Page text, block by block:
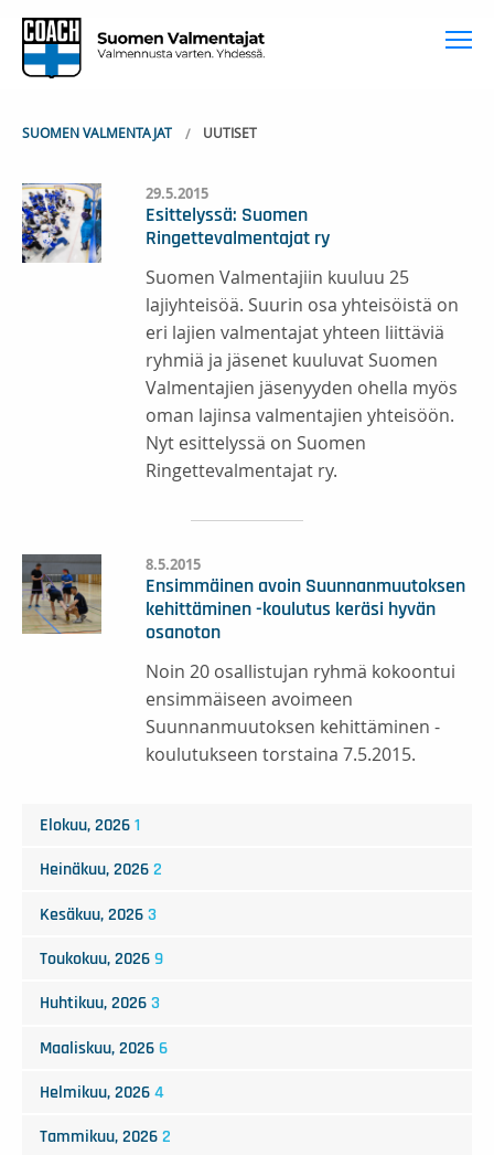
SUOMEN VALMENTAJAT UUTISET
29.5.2015
Esittelyssä: Suomen
Ringettevalmentajat ry
Suomen Valmentajiin kuuluu 25
lajiyhteisöä. Suurin osa yhteisöistä on
eri lajien valmentajat yhteen liittäviä
ryhmiä ja jäsenet kuuluvat Suomen
Valmentajien jäsenyyden ohella myös
oman lajinsa valmentajien yhteisöön.
Nyt esittelyssä on Suomen
Ringettevalmentajat ry.
8.5.2015
Ensimmäinen avoin Suunnanmuutoksen
kehittäminen -koulutus keräsi hyvän
osanoton
Noin 20 osallistujan ryhmä kokoontui
ensimmäiseen avoimeen
Suunnanmuutoksen kehittäminen -
koulutukseen torstaina 7.5.2015.
Elokuu, 2026 1
Heinäkuu, 2026 2
Kesäkuu, 2026 3
Toukokuu, 2026 9
Huhtikuu, 2026 3
Maaliskuu, 2026 6
Helmikuu, 2026 4
Tammikuu, 2026 2